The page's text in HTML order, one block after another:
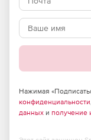
отсканированных
в сторонние
соответствии
России.
Нажимая
конфиденциальности
данных и получение